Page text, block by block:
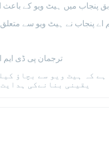
باعث اسکولوں میں 7 یوم کی چھٹی کا اعلان کیا گیا ہے، تمام سرکاری اور پرائیویٹ
سے متعلق الرٹ جاری کر دیا ہے جس میں 21 سے 27
ترجمان پی ڈی
کہ ہیٹ ویو سے بچاؤ
یقینی بنانےکی